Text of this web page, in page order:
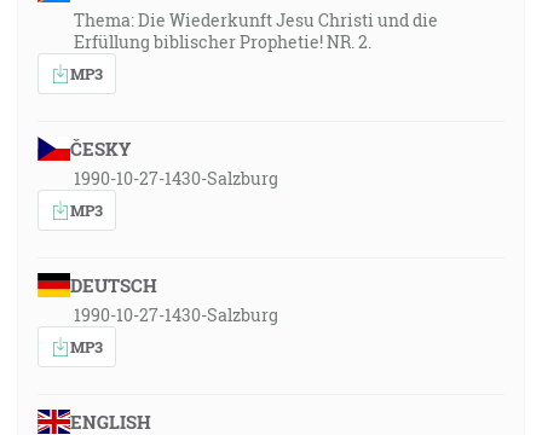
Thema: Die Wiederkunft Jesu Christi und die
Erfüllung biblischer Prophetie! NR. 2.
MP3
ČESKY
1990-10-27-1430-Salzburg
MP3
DEUTSCH
1990-10-27-1430-Salzburg
MP3
ENGLISH